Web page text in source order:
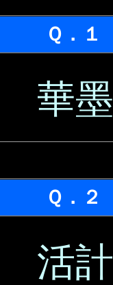
Ｑ．１
華墨
Ｑ．２
活計